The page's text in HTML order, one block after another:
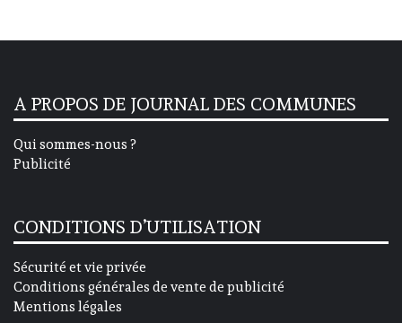
A PROPOS DE JOURNAL DES COMMUNES
Qui sommes-nous ?
Publicité
CONDITIONS D’UTILISATION
Sécurité et vie privée
Conditions générales de vente de publicité
Mentions légales